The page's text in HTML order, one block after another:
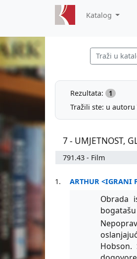
Katalog
Rezultata: 1
Tražili ste: u autoru
7 - UMJETNOST,
791.43 - Film
1. ARTHUR <IGRANI
Obrada
Hobson.